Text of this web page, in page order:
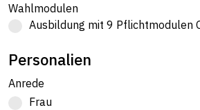
Wahlmodulen
Ausbildung mit 9 Pflichtmodulen
Personalien
Anrede
Frau